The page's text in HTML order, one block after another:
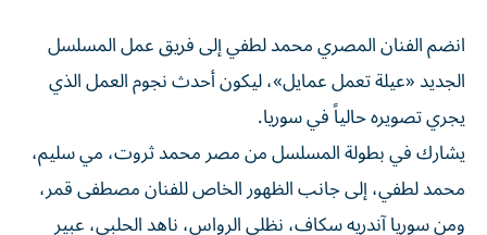
الجديد «عيلة تعمل عمايل»، ليكون أحدث نجوم العمل الذي
يجري تصويره حالياً في سوريا.
يشارك في بطولة المسلسل من مصر محمد ثروت، مي سليم،
محمد لطفي، إلى جانب الظهور الخاص للفنان مصطفى قمر،
ومن سوريا آندريه سكاف، نظلي الرواس، ناهد الحلبي، عبير